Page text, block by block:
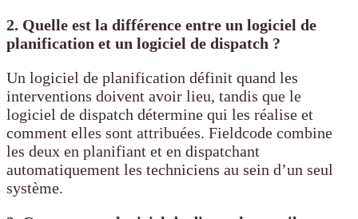
2. Quelle est la différence entre un logiciel de
planification et un logiciel de dispatch ?
Un logiciel de planification définit quand les
interventions doivent avoir lieu, tandis que le
logiciel de dispatch détermine qui les réalise et
comment elles sont attribuées. Fieldcode combine
les deux en planifiant et en dispatchant
automatiquement les techniciens au sein d’un seul
système.